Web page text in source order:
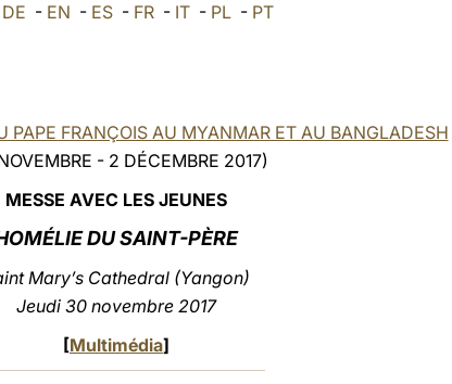
DE - EN - ES - FR - IT - PL - PT
PAPE FRANÇOIS AU MYANMAR ET AU BANGLADESH
- 2 DÉCEMBRE 2017)
MESSE AVEC LES JEUNES
DU SAINT-PÈRE
Mary’s Cathedral (Yangon)
Jeudi 30 novembre 2017
[Multimédia]